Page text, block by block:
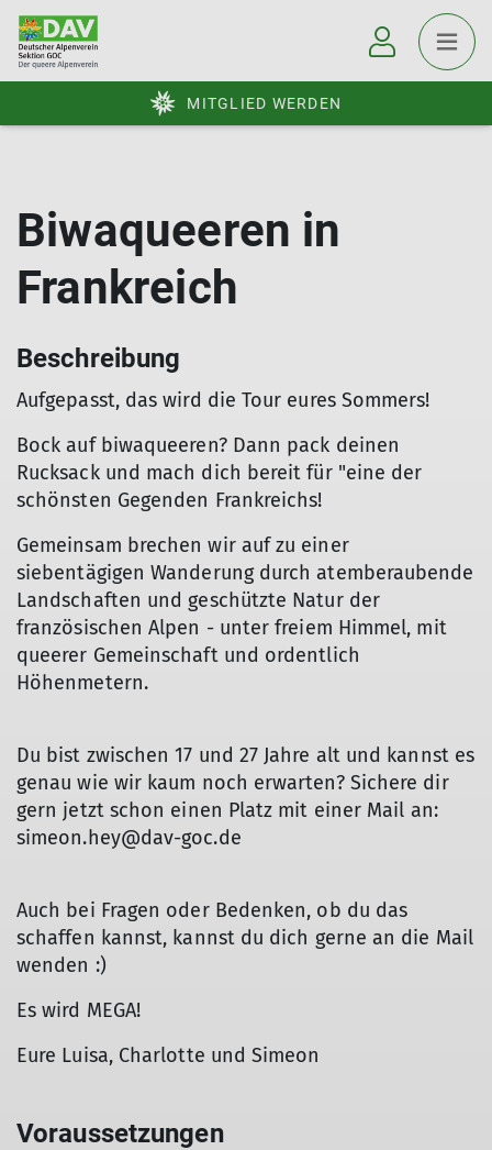
MITGLIED WERDEN
Biwaqueeren in
Frankreich
Beschreibung
Aufgepasst, das wird die Tour eures Sommers!
Bock auf biwaqueeren? Dann pack deinen
Rucksack und mach dich bereit für "eine der
schönsten Gegenden Frankreichs!
Gemeinsam brechen wir auf zu einer
siebentägigen Wanderung durch atemberaubende
Landschaften und geschützte Natur der
französischen Alpen - unter freiem Himmel, mit
queerer Gemeinschaft und ordentlich
Höhenmetern.
Du bist zwischen 17 und 27 Jahre alt und kannst es
genau wie wir kaum noch erwarten? Sichere dir
gern jetzt schon einen Platz mit einer Mail an:
simeon.hey@dav-goc.de
Auch bei Fragen oder Bedenken, ob du das
schaffen kannst, kannst du dich gerne an die Mail
wenden :)
Es wird MEGA!
Eure Luisa, Charlotte und Simeon
Voraussetzungen